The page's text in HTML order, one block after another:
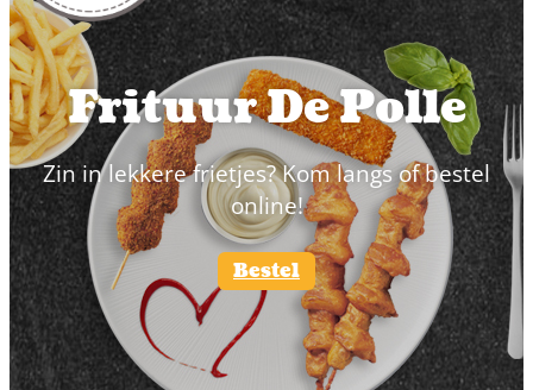
Frituur De Polle
Zin in lekkere frietjes? Kom langs of bestel
online!
Bestel